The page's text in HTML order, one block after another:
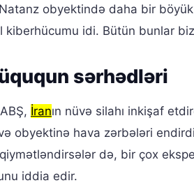
obyektində daha bir
idi. Bütün bunlar
sərhədləri
İranın nüvə silahı inkişaf
obyektinə hava zərbələri
də, bir çox
iddia edir.